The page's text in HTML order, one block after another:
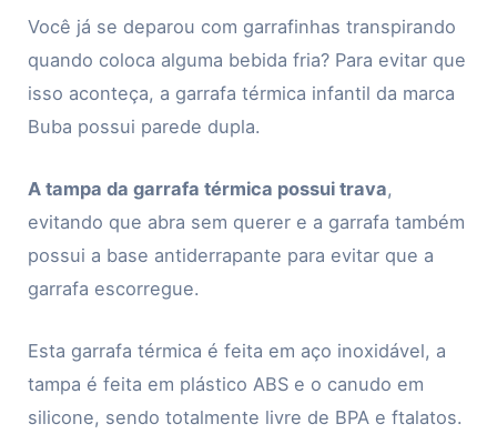
Você já se deparou com garrafinhas transpirando
quando coloca alguma bebida fria? Para evitar que
isso aconteça, a garrafa térmica infantil da marca
Buba possui parede dupla.
A tampa da garrafa térmica possui trava,
evitando que abra sem querer e a garrafa também
possui a base antiderrapante para evitar que a
garrafa escorregue.
Esta garrafa térmica é feita em aço inoxidável, a
tampa é feita em plástico ABS e o canudo em
silicone, sendo totalmente livre de BPA e ftalatos.